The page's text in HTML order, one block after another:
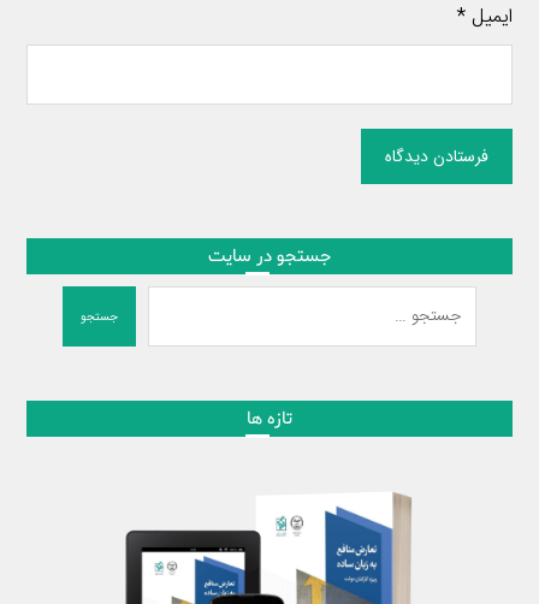
ایمیل*
فرستادن دیدگاه
جستجو در سایت
جستجو
تازه ها